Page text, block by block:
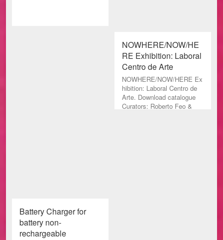
NOWHERE/NOW/HE
RE Exhibition: Laboral
Centro de Arte
NOWHERE/NOW/HERE Ex
hibition: Laboral Centro de
Arte. Download catalogue
Curators: Roberto Feo &
Battery Charger for
battery non-
rechargeable